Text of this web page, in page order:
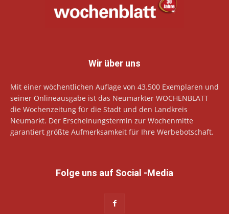
Wir über uns
Mit einer wöchentlichen Auflage von 43.500 Exemplaren und
seiner Onlineausgabe ist das Neumarkter WOCHENBLATT
die Wochenzeitung für die Stadt und den Landkreis
Neumarkt. Der Erscheinungstermin zur Wochenmitte
garantiert größte Aufmerksamkeit für Ihre Werbebotschaft.
Folge uns auf Social -Media